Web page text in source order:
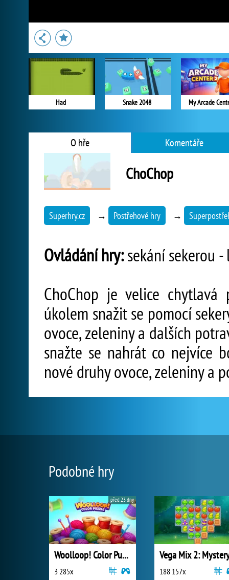
Had Snake 2048 My Arcade
O hře Komentáře
ChoChop
Superhry.cz → Postřehové hry →
Ovládání hry:sekání sekerou
ChoChop je velice
úkolem snažit se pomocí
ovoce, zeleniny a dalších
snažte se nahrát co nejvíce
nové druhy ovoce, zeleniny a
Podobné hry
Woolloop! Color Puzzle
3 285x
před 23 dny
188 157x